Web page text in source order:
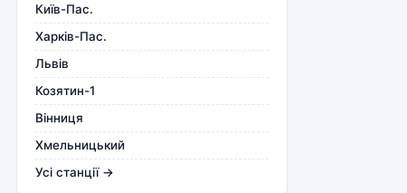
Київ-Пас.
Харків-Пас.
Львів
Козятин-1
Вінниця
Хмельницький
Усі станції →